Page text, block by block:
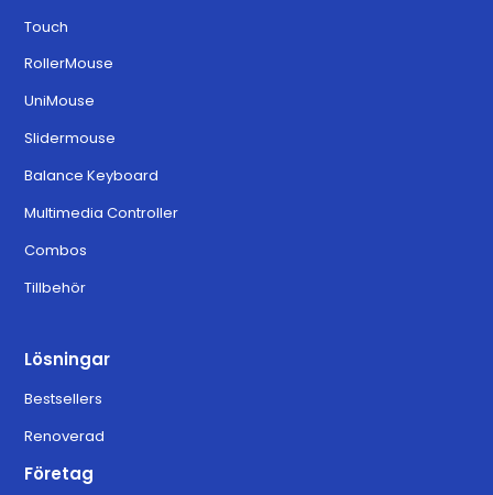
Touch
RollerMouse
UniMouse
Slidermouse
Balance Keyboard
Multimedia Controller
Combos
Tillbehör
Lösningar
Bestsellers
Renoverad
Företag